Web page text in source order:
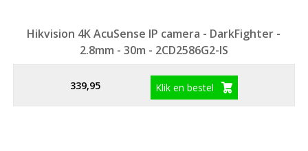
Hikvision 4K AcuSense IP camera - DarkFighter -
2.8mm - 30m - 2CD2586G2-IS
339,95 Klik en bestel